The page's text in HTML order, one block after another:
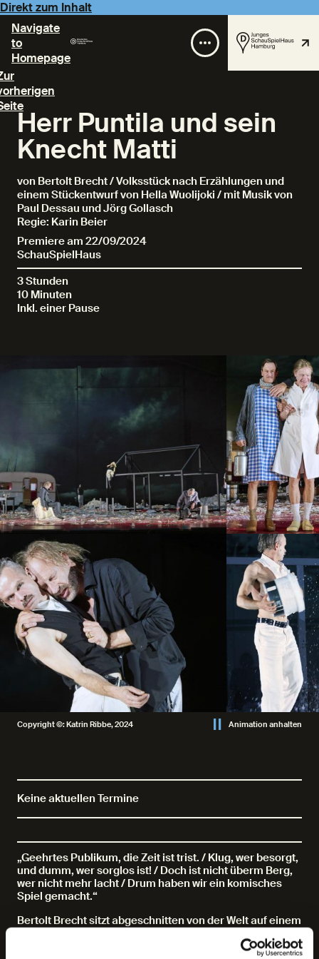
Direkt zum Inhalt
Navigate
to
Homepage
Herr Puntila und sein
Knecht Matti
von Bertolt Brecht / Volksstück nach Erzählungen und
einem Stückentwurf von Hella Wuolijoki / mit Musik von
Paul Dessau und Jörg Gollasch
Regie: Karin Beier
Premiere am 22/09/2024
SchauSpielHaus
3 Stunden
10 Minuten
Inkl. einer Pause
Copyright ©: Katrin Ribbe, 2024 Animation anhalten
Keine aktuellen Termine
„Geehrtes Publikum, die Zeit ist trist. / Klug, wer besorgt,
und dumm, wer sorglos ist! / Doch ist nicht überm Berg,
wer nicht mehr lacht / Drum haben wir ein komisches
Spiel gemacht.“
Bertolt Brecht sitzt abgeschnitten von der Welt auf einem
Dramatikwettbewerb überarbeitet er den Entwurf eines